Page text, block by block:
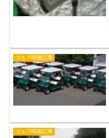
ゴルフ関連記事
ゴルフ関連記事